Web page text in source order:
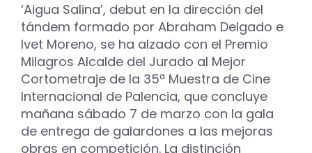
‘Aigua Salina’, debut en la dirección del
tándem formado por Abraham Delgado e
Ivet Moreno, se ha alzado con el Premio
Milagros Alcalde del Jurado al Mejor
Cortometraje de la 35ª Muestra de Cine
Internacional de Palencia, que concluye
mañana sábado 7 de marzo con la gala
de entrega de galardones a las mejoras
obras en competición. La distinción